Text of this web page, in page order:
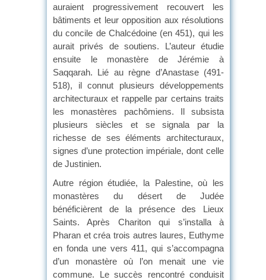
auraient progressivement recouvert les
bâtiments et leur opposition aux résolutions
du concile de Chalcédoine (en 451), qui les
aurait privés de soutiens. L’auteur étudie
ensuite le monastère de Jérémie à
Saqqarah. Lié au règne d’Anastase (491-
518), il connut plusieurs développements
architecturaux et rappelle par certains traits
les monastères pachômiens. Il subsista
plusieurs siècles et se signala par la
richesse de ses éléments architecturaux,
signes d’une protection impériale, dont celle
de Justinien.
Autre région étudiée, la Palestine, où les
monastères du désert de Judée
bénéficièrent de la présence des Lieux
Saints. Après Chariton qui s’installa à
Pharan et créa trois autres laures, Euthyme
en fonda une vers 411, qui s’accompagna
d’un monastère où l’on menait une vie
commune. Le succès rencontré conduisit